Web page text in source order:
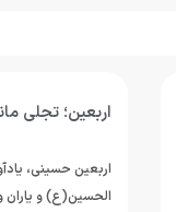
اربعین؛ تجلی
اربعین حسینی،
الحسین(ع) و یاران